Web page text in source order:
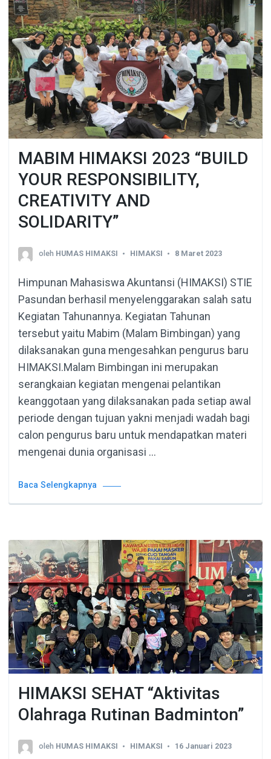
MABIM HIMAKSI 2023 “BUILD
YOUR RESPONSIBILITY,
CREATIVITY AND
SOLIDARITY”
oleh HUMAS HIMAKSI HIMAKSI 8 Maret 2023
Himpunan Mahasiswa Akuntansi (HIMAKSI) STIE
Pasundan berhasil menyelenggarakan salah satu
Kegiatan Tahunannya. Kegiatan Tahunan
tersebut yaitu Mabim (Malam Bimbingan) yang
dilaksanakan guna mengesahkan pengurus baru
HIMAKSI.Malam Bimbingan ini merupakan
serangkaian kegiatan mengenai pelantikan
keanggotaan yang dilaksanakan pada setiap awal
periode dengan tujuan yakni menjadi wadah bagi
calon pengurus baru untuk mendapatkan materi
mengenai dunia organisasi …
Baca Selengkapnya
HIMAKSI SEHAT “Aktivitas
Olahraga Rutinan Badminton”
oleh HUMAS HIMAKSI HIMAKSI 16 Januari 2023